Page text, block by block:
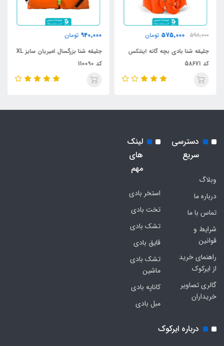
598,000
575,000 تومان
جلیقه شنا بادی بچه گانه اینتکس
کد 58671
940,000 تومان
جلیقه شنا بزرگسال امیریان سایز XL
کد 110090
دسترسی
سریع
وبلاگ
درباره ما
تماس با ما
شرایط و
قوانین
راهنمای خرید
از ایرکوک
گالری تصاویر
خریداران
لینک
های
مهم
استخر بادی
تخت بادی
تشک بادی
قایق بادی
تشک بادی
ماشین
کاناپه بادی
مبل بادی
درباره ایرکوک